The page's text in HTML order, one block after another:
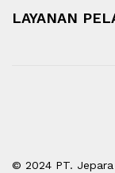
LAYANAN
© 2024 PT. Jepara